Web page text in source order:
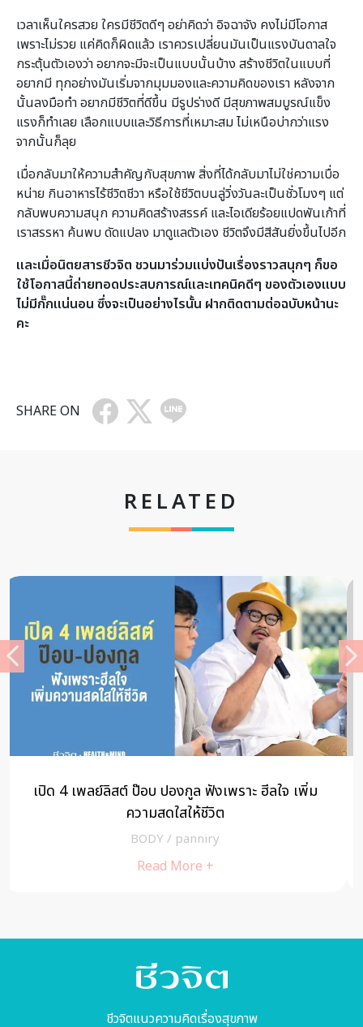
เวลาเห็นใครสวย ใครมีชีวิตดีๆ อย่าคิดว่า อิจฉาจัง คงไม่มีโอกาส
เพราะไม่รวย แค่คิดก็ผิดแล้ว เราควรเปลี่ยนมันเป็นแรงบันดาลใจ
กระตุ้นตัวเองว่า อยากจะมีจะเป็นแบบนั้นบ้าง สร้างชีวิตในแบบที่
อยากมี ทุกอย่างมันเริ่มจากมุมมองและความคิดของเรา หลังจาก
นั้นลงมือทำ อยากมีชีวิตที่ดีขึ้น มีรูปร่างดี มีสุขภาพสมบูรณ์แข็ง
แรงก็ทำเลย เลือกแบบและวิธีการที่เหมาะสม ไม่เหนือบ่ากว่าแรง
จากนั้นก็ลุย
เมื่อกลับมาให้ความสำคัญกับสุขภาพ สิ่งที่ได้กลับมาไม่ใช่ความเบื่อ
หน่าย กินอาหารไร้ชีวิตชีวา หรือใช้ชีวิตบนลู่วิ่งวันละเป็นชั่วโมงๆ แต่
กลับพบความสนุก ความคิดสร้างสรรค์ และไอเดียร้อยแปดพันเก้าที่
เราสรรหา ค้นพบ ดัดแปลง มาดูแลตัวเอง ชีวิตจึงมีสีสันยิ่งขึ้นไปอีก
และเมื่อนิตยสารชีวจิต ชวนมาร่วมแบ่งปันเรื่องราวสนุกๆ ก็ขอ
ใช้โอกาสนี้ถ่ายทอดประสบการณ์และเทคนิคดีๆ ของตัวเองแบบ
ไม่มีกั๊กแน่นอน ซึ่งจะเป็นอย่างไรนั้น ฝากติดตามต่อฉบับหน้านะ
คะ
SHARE ON
RELATED
4 วิธีลดปวดจากออฟฟิตซินโดรม
ดูแลสุขภาพ/Riya
Read More +
ชีวจิตแนวความคิดเรื่องสุขภาพ